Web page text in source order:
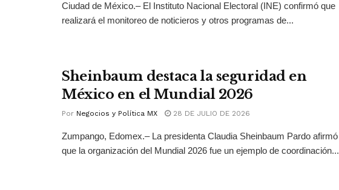
Ciudad de México.– El Instituto Nacional Electoral (INE) confirmó que
realizará el monitoreo de noticieros y otros programas de...
Sheinbaum destaca la seguridad en
México en el Mundial 2026
Por Negocios y Política MX 28 DE JULIO DE 2026
Zumpango, Edomex.– La presidenta Claudia Sheinbaum Pardo afirmó
que la organización del Mundial 2026 fue un ejemplo de coordinación...